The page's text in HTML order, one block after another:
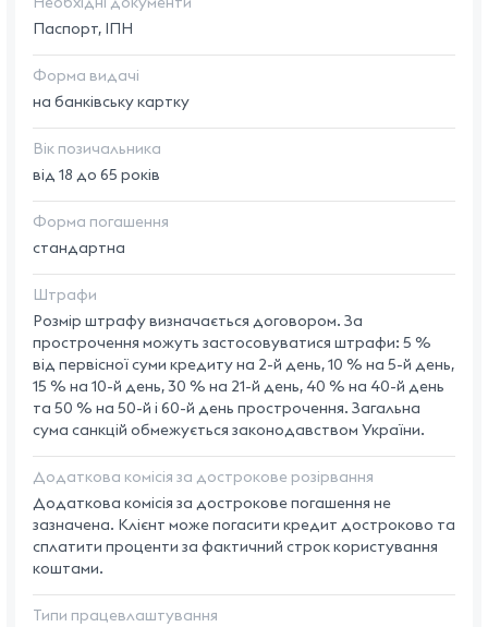
Паспорт, ІПН
Форма видачі
на банківську картку
Вік позичальника
від 18 до 65 років
Форма погашення
стандартна
Штрафи
Розмір штрафу визначається договором. За
прострочення можуть застосовуватися штрафи: 5 %
від первісної суми кредиту на 2-й день, 10 % на 5-й день,
15 % на 10-й день, 30 % на 21-й день, 40 % на 40-й день
та 50 % на 50-й і 60-й день прострочення. Загальна
сума санкцій обмежується законодавством України.
Додаткова комісія за дострокове розірвання
Додаткова комісія за дострокове погашення не
зазначена. Клієнт може погасити кредит достроково та
сплатити проценти за фактичний строк користування
коштами.
Типи працевлаштування